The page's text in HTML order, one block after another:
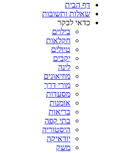
דף הבית
שאלות ותשובות
כדאי לבקר
בילוים
חקלאות
טיולים
יקבים
לינה
מוזיאונים
מורי דרך
מסעדות
אומנות
בריאות
בתי קפה
היסטוריה
יודאיקה
משק